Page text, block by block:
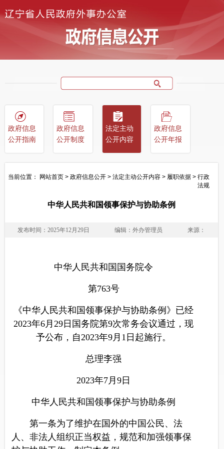
政府信息
公开指南
政府信息
公开制度
法定主动
公开内容
政府信息
公开年报
当前位置： 网站首页> 政府信息公开> 法定主动公开内容> 履职依据> 行政
法规
中华人民共和国领事保护与协助条例
发布时间：2025年12月29日 编辑：外办管理员 来源：
中华人民共和国国务院令
第763号
《中华人民共和国领事保护与协助条例》已经
2023年6月29日国务院第9次常务会议通过，现
予公布，自2023年9月1日起施行。
总理李强
2023年7月9日
中华人民共和国领事保护与协助条例
第一条为了维护在国外的中国公民、法
人、非法人组织正当权益，规范和加强领事保